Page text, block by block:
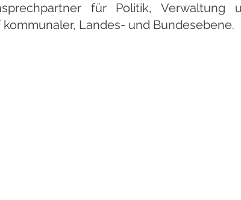
für Politik, Verwaltung
Landes- und Bundesebene.